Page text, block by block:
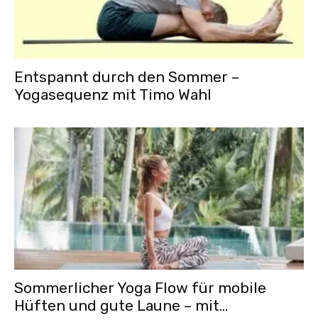
Entspannt durch den Sommer –
Yogasequenz mit Timo Wahl
Sommerlicher Yoga Flow für mobile
Hüften und gute Laune – mit...